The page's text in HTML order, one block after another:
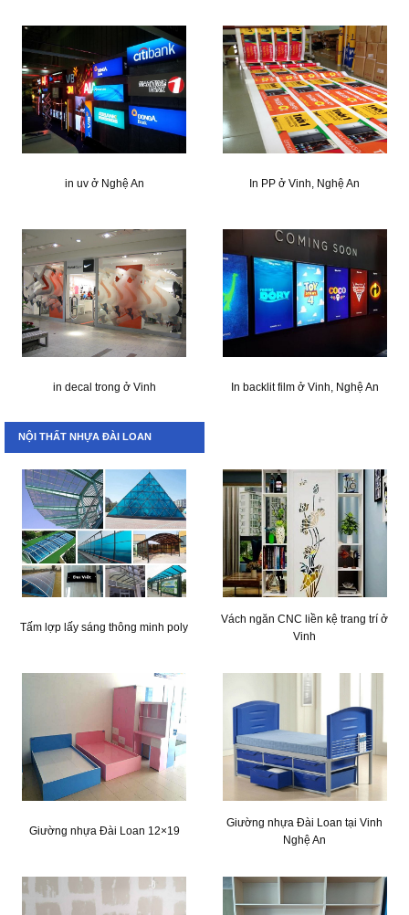
in uv ở Nghệ An In PP ở Vinh, Nghệ An
in decal trong ở Vinh In backlit film ở Vinh, Nghệ An
NỘI THẤT NHỰA ĐÀI LOAN
Tấm lợp lấy sáng thông minh poly
Vách ngăn CNC liền kệ trang trí ở
Vinh
Giường nhựa Đài Loan 12×19
Giường nhựa Đài Loan tại Vinh
Nghệ An